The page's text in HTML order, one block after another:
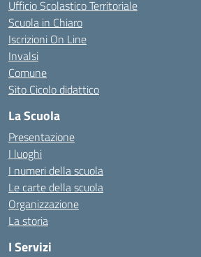
Ufficio Scolastico Territoriale
Scuola in Chiaro
Iscrizioni On Line
Invalsi
Comune
Sito Cicolo didattico
La Scuola
Presentazione
I luoghi
I numeri della scuola
Le carte della scuola
Organizzazione
La storia
I Servizi